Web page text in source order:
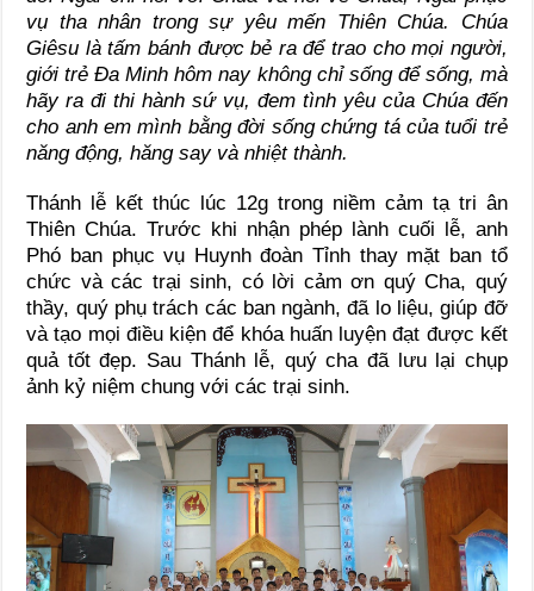
vụ tha nhân trong sự yêu mến Thiên Chúa.
Chúa
Giêsu là tấm bánh được bẻ ra để trao cho mọi người,
giới trẻ Đa Minh hôm nay không chỉ sống để sống, mà
hãy ra đi thi hành sứ vụ, đem tình yêu của Chúa đến
cho anh em mình bằng đời sống chứng tá của tuổi trẻ
năng động, hăng say và nhiệt thành.
Thánh lễ kết thúc lúc 12g trong niềm cảm tạ tri ân
Thiên Chúa. Trước khi nhận phép lành cuối lễ, anh
Phó ban phục vụ Huynh đoàn Tỉnh thay mặt ban tổ
chức và các trại sinh, có lời cảm ơn quý Cha, quý
thầy, quý phụ trách các ban ngành, đã lo liệu, giúp đỡ
và tạo mọi điều kiện để khóa huấn luyện đạt được kết
quả tốt đẹp. Sau Thánh lễ, quý cha đã lưu lại chụp
ảnh kỷ niệm chung với các trại sinh.